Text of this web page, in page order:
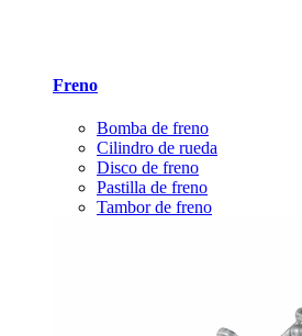
Freno
Bomba de freno
Cilindro de rueda
Disco de freno
Pastilla de freno
Tambor de freno